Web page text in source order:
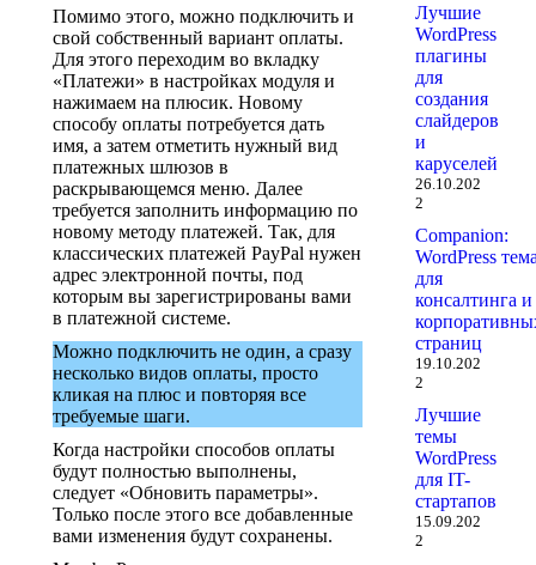
Помимо этого, можно подключить и
свой собственный вариант оплаты.
Для этого переходим во вкладку
«Платежи» в настройках модуля и
нажимаем на плюсик. Новому
способу оплаты потребуется дать
имя, а затем отметить нужный вид
платежных шлюзов в
раскрывающемся меню. Далее
требуется заполнить информацию по
новому методу платежей. Так, для
классических платежей PayPal нужен
адрес электронной почты, под
которым вы зарегистрированы вами
в платежной системе.
Можно подключить не один, а сразу
несколько видов оплаты, просто
кликая на плюс и повторяя все
требуемые шаги.
Когда настройки способов оплаты
будут полностью выполнены,
следует «Обновить параметры».
Только после этого все добавленные
вами изменения будут сохранены.
Лучшие
WordPress
плагины
для
создания
слайдеров
и
каруселей
26.10.202
2
Companion:
WordPress
для
консалтинга и
страниц
19.10.202
2
Лучшие
темы
WordPress
для IT-
стартапов
15.09.202
2